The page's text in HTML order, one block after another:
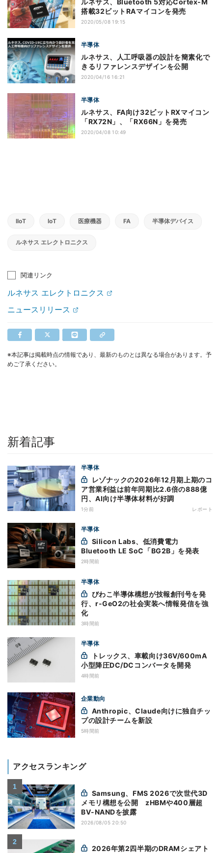
ルネサス、Bluetooth 5対応Cortex-M
搭載32ビットRAマイコンを発売
2020/05/08 19:15
半導体
ルネサス、人工呼吸器の設計を簡素化で
きるリファレンスデザインを公開
2020/04/16 16:21
半導体
ルネサス、FA向け32ビットRXマイコン
「RX72N」、「RX66N」を発売
2020/04/08 10:49
IIoT IoT 医療機器 FA 半導体デバイス
ルネサス エレクトロニクス
関連リンク
ルネサス エレクトロニクス
ニュースリリース
※本記事は掲載時点の情報であり、最新のものとは異なる場合があります。予
めご了承ください。
新着記事
半導体
ア営業利益は前年同期比2.6倍の888億
円、AI向け半導体材料が好調
1分前 レポート
半導体
Bluetooth LE SoC「BG2B」を発表
2時間前
半導体
行、r-GeO2の社会実装へ情報発信を強
化
3時間前
半導体
小型降圧DC/DCコンバータを開発
4時間前
企業動向
プの設計チームを新設
5時間前
アクセスランキング
メモリ構想を公開 zHBMや400層超
BV-NANDを披露
2026/08/05 20:50